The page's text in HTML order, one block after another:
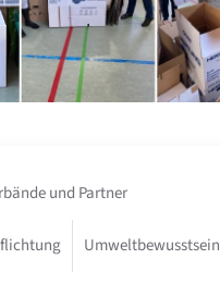
und Partner
Umweltbewusstsein